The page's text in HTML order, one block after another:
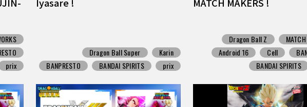
prix
Dragon Ball Super
Karin
BANPRESTO
BANDAI SPIRITS prix
Dragon Ball Z
Android 16
Cell
BANDAI SPIRITS